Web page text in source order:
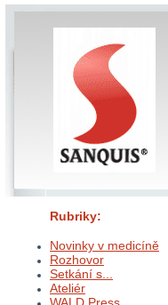
Rubriky:
Novinky v medicíně
Rozhovor
Setkání s...
Ateliér